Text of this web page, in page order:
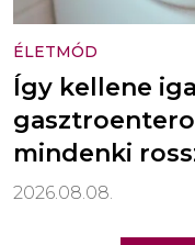
ÉLETMÓD
Így kellene
mindenki
2026.08.08.